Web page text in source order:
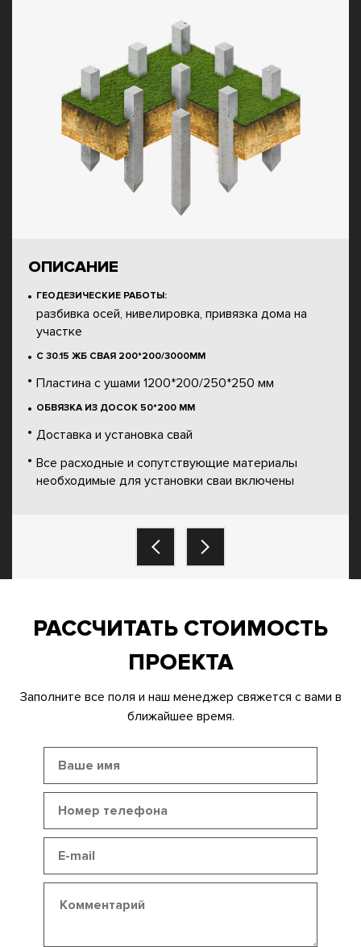
ОПИСАНИЕ
ГЕОДЕЗИЧЕСКИЕ РАБОТЫ:
разбивка осей, нивелировка, привязка дома на
участке
С 30.15 ЖБ СВАЯ 200*200/3000ММ
Пластина с ушами 1200*200/250*250 мм
ОБВЯЗКА ИЗ ДОСОК 50*200 ММ
Доставка и установка свай
Все расходные и сопутствующие материалы
необходимые для установки сваи включены
РАССЧИТАТЬ СТОИМОСТЬ
ПРОЕКТА
Заполните все поля и наш менеджер свяжется с вами в
ближайшее время.